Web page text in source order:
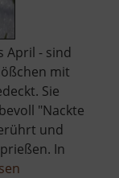
April - sind
mit
Sie
"Nackte
und
In